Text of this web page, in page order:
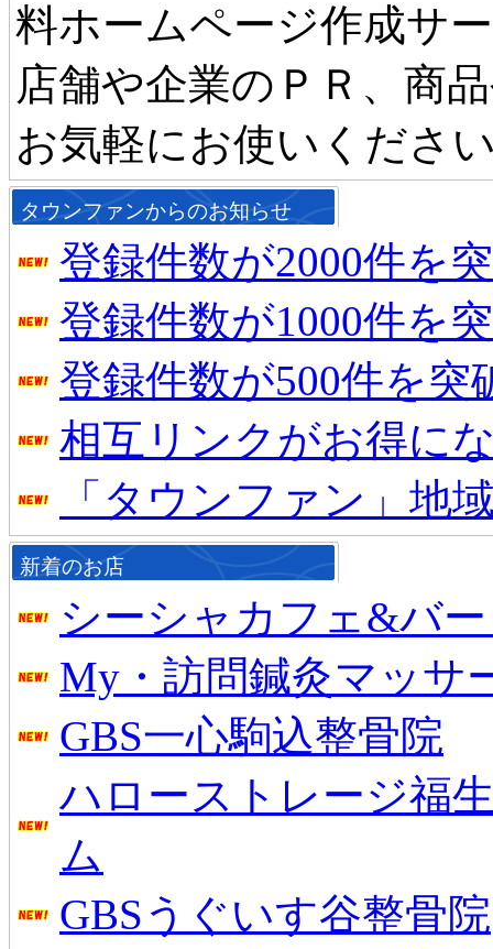
料ホームページ作成サ
店舗や企業のＰＲ、商
お気軽にお使いくださ
タウンファンからのお知らせ
登録件数が2000件を
登録件数が1000件を
登録件数が500件を突
相互リンクがお得に
「タウンファン」地
新着のお店
シーシャカフェ&バー
My・訪問鍼灸マッサ
GBS一心駒込整骨院
ハローストレージ福
ム
GBSうぐいす谷整骨院